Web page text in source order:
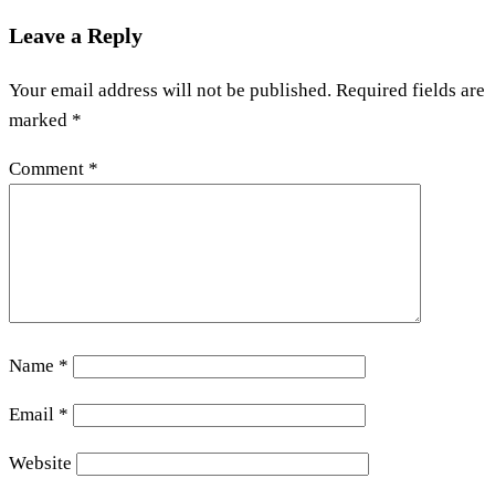
Leave a Reply
Your email address will not be published. Required fields are
marked *
Comment *
Name *
Email *
Website